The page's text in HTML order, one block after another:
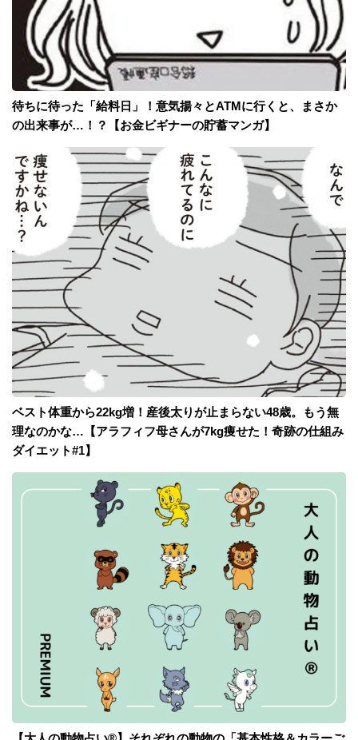
待ちに待った「給料日」！意気揚々とATMに行くと、まさか
の出来事が…！？【お金ビギナーの貯蓄マンガ】
ベスト体重から22kg増！産後太りが止まらない48歳。もう無
理なのかな…【アラフィフ母さんが7kg痩せた！奇跡の仕組み
ダイエット#1】